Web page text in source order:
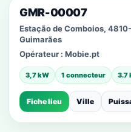
GMR-00007
Estação de Comboios,
Guimarães
Opérateur : Mobie.pt
3,7 kW 1 connecteur 3.7
Fiche lieu Ville